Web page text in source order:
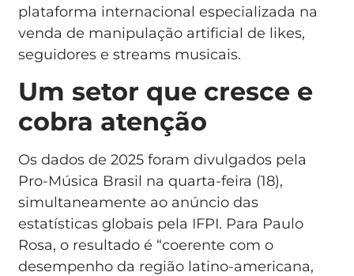
plataforma internacional especializada na
venda de manipulação artificial de likes,
seguidores e streams musicais.
Um setor que cresce e
cobra atenção
Os dados de 2025 foram divulgados pela
Pro-Música Brasil na quarta-feira (18),
simultaneamente ao anúncio das
estatísticas globais pela IFPI. Para Paulo
Rosa, o resultado é “coerente com o
desempenho da região latino-americana,